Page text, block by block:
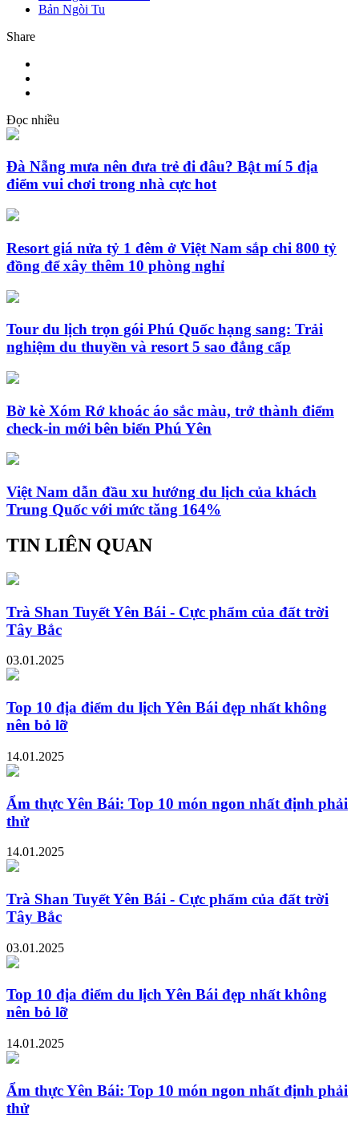
Bản Ngòi Tu
Share
Đọc nhiều
Đà Nẵng mưa nên đưa trẻ đi đâu? Bật mí 5 địa
điểm vui chơi trong nhà cực hot
Resort giá nửa tỷ 1 đêm ở Việt Nam sắp chi 800 tỷ
đồng để xây thêm 10 phòng nghỉ
Tour du lịch trọn gói Phú Quốc hạng sang: Trải
nghiệm du thuyền và resort 5 sao đẳng cấp
Bờ kè Xóm Rớ khoác áo sắc màu, trở thành điểm
check-in mới bên biển Phú Yên
Việt Nam dẫn đầu xu hướng du lịch của khách
Trung Quốc với mức tăng 164%
TIN LIÊN QUAN
Trà Shan Tuyết Yên Bái - Cực phẩm của đất trời
Tây Bắc
03.01.2025
Top 10 địa điểm du lịch Yên Bái đẹp nhất không
nên bỏ lỡ
14.01.2025
Ẩm thực Yên Bái: Top 10 món ngon nhất định phải
thử
14.01.2025
Trà Shan Tuyết Yên Bái - Cực phẩm của đất trời
Tây Bắc
03.01.2025
Top 10 địa điểm du lịch Yên Bái đẹp nhất không
nên bỏ lỡ
14.01.2025
Ẩm thực Yên Bái: Top 10 món ngon nhất định phải
thử